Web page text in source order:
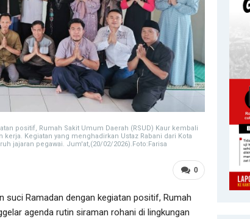
positif, Rumah Sakit Umum Daerah (RSUD) Kaur kembali
Kegiatan yang menghadirkan Ustaz Rabani dari Kota
jajaran pegawai. Jum'at,(20/02/2026).Foto:Farisa
0
Ramadan dengan kegiatan positif, Rumah
agenda rutin siraman rohani di lingkungan